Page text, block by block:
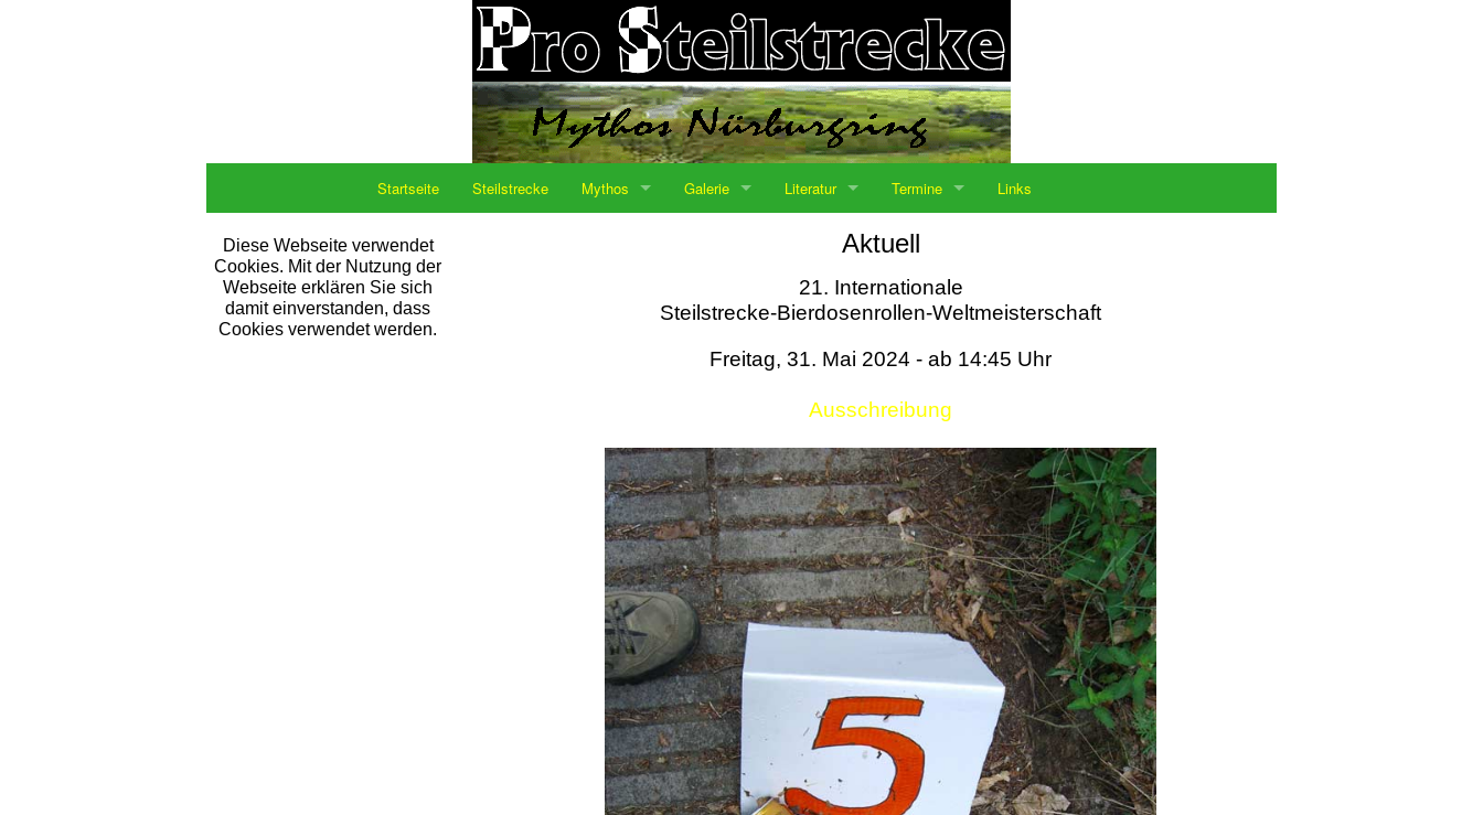
Startseite Steilstrecke Mythos Galerie Literatur Termine Links
Diese Webseite verwendet
Cookies. Mit der Nutzung der
Webseite erklären Sie sich
damit einverstanden, dass
Cookies verwendet werden.
Aktuell
21. Internationale
Steilstrecke-Bierdosenrollen-Weltmeisterschaft
Freitag, 31. Mai 2024 - ab 14:45 Uhr
Ausschreibung